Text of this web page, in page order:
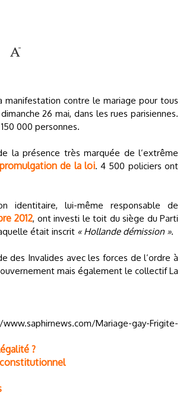
manifestation contre le mariage pour tous
26 mai, dans les rues parisiennes.
000 personnes.
la présence très marquée de l’extrême
de la loi. 4 500 policiers ont
identitaire, lui-même responsable de
2012, ont investi le toit du siège du Parti
était inscrit « Hollande démission ».
des Invalides avec les forces de l’ordre à
mais également le collectif La
Mariage-gay-Frigite-
?
constitutionnel